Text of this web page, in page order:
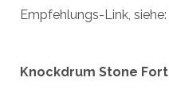
Empfehlungs-Link, siehe:
Knockdrum Stone Fort